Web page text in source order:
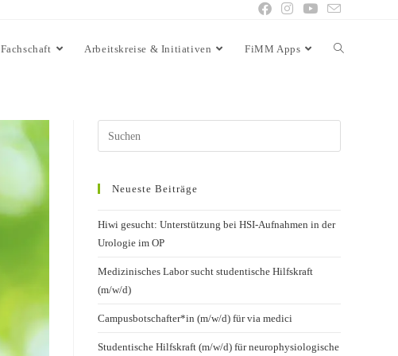
Fachschaft Arbeitskreise & Initiativen FiMM Apps
Neueste Beiträge
Hiwi gesucht: Unterstützung bei HSI-Aufnahmen in der
Urologie im OP
Medizinisches Labor sucht studentische Hilfskraft
(m/w/d)
Campusbotschafter*in (m/w/d) für via medici
Studentische Hilfskraft (m/w/d) für neurophysiologische